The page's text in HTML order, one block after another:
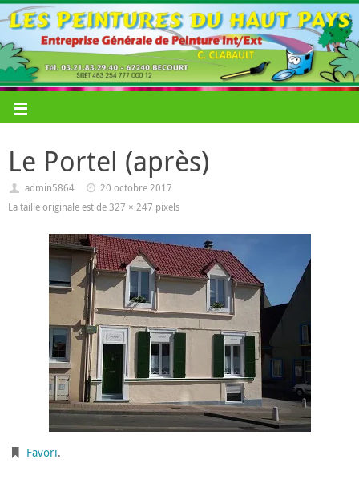
Le Portel (après)
admin5864
20 octobre 2017
La taille originale est de327 × 247 pixels
Favori.